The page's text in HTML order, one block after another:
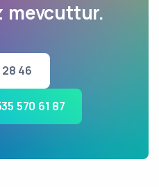
mevcuttur.
46
570 61 87